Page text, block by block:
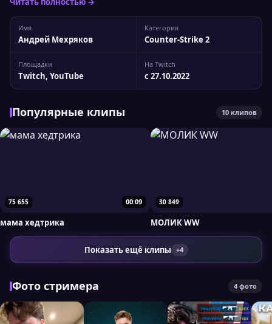
шутеры. Он говорит на русском, ведёт свою аудиторию в
мир экшен-игр и становится всё заметнее на платформе.
Что делает стримы...
Имя
Андрей Мехряков
Категория
Counter-Strike 2
Площадки
Twitch, YouTube
На Twitch
с 27.10.2022
Популярные клипы 10 клипов
00:09
75 655
мама хедтрика
30 849
МОЛИК WW
Показать ещё клипы +4
Фото стримера 4 фото